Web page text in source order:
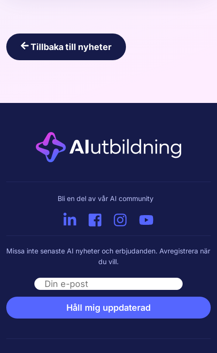
Tillbaka till nyheter
Bli en del av vår AI community
Missa inte senaste AI nyheter och erbjudanden. Avregistrera när
du vill.
Email
Håll mig uppdaterad